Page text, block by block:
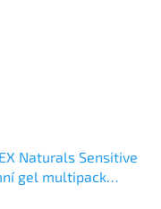
Naturals Sensitive
gel multipack